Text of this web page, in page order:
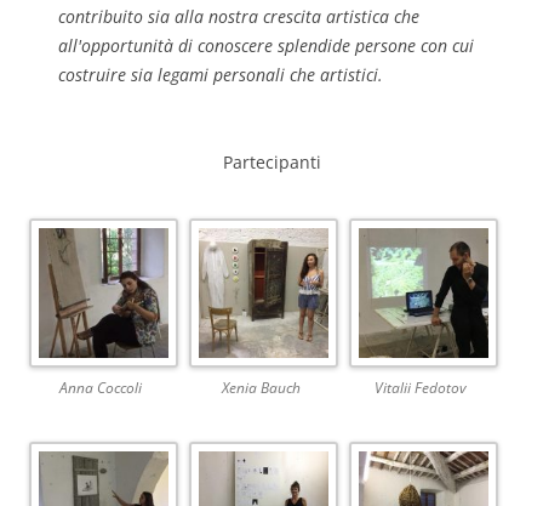
contribuito sia alla nostra crescita artistica che
all'opportunità di conoscere splendide persone con cui
costruire sia legami personali che artistici.
Partecipanti
Anna Coccoli Xenia Bauch Vitalii Fedotov